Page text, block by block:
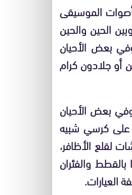
الموسيقى
الحين والحين
بعض الأحيان
أو جلادون كرام
بعض الأحيان
على كرسي شبيه
لقلع الأظافر،
والفئران
العيارات.